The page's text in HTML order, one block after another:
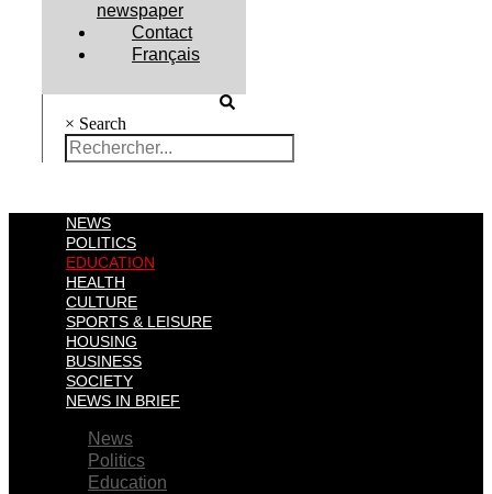
newspaper
Contact
Français
× Search
NEWS
POLITICS
EDUCATION
HEALTH
CULTURE
SPORTS & LEISURE
HOUSING
BUSINESS
SOCIETY
NEWS IN BRIEF
News
Politics
Education